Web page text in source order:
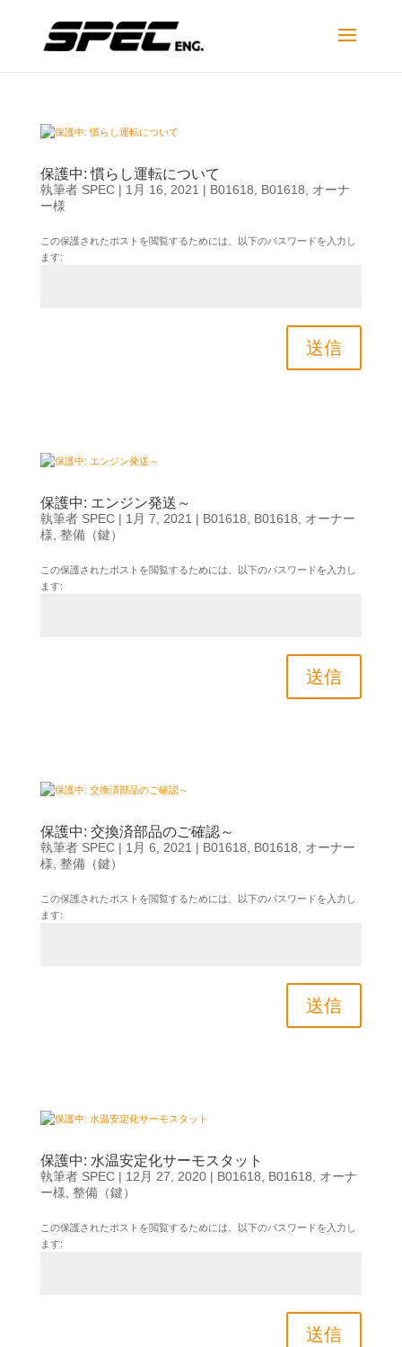
保護中: 慣らし運転について
執筆者 SPEC| 1月 16, 2021 | B01618 B01618
オーナ
ー様
この保護されたポストを閲覧するためには、以下のパスワードを入力し
ます:
送信
保護中: エンジン発送～
執筆者 SPEC| 1月 7, 2021 | B01618 B01618
オーナー
様 整備（鍵）
この保護されたポストを閲覧するためには、以下のパスワードを入力し
ます:
送信
保護中: 交換済部品のご確認～
執筆者 SPEC| 1月 6, 2021 | B01618 B01618
オーナー
様 整備（鍵）
この保護されたポストを閲覧するためには、以下のパスワードを入力し
ます:
送信
保護中: 水温安定化サーモスタット
執筆者 SPEC| 12月 27, 2020| B01618 B01618
オーナ
ー様 整備（鍵）
この保護されたポストを閲覧するためには、以下のパスワードを入力し
ます:
送信